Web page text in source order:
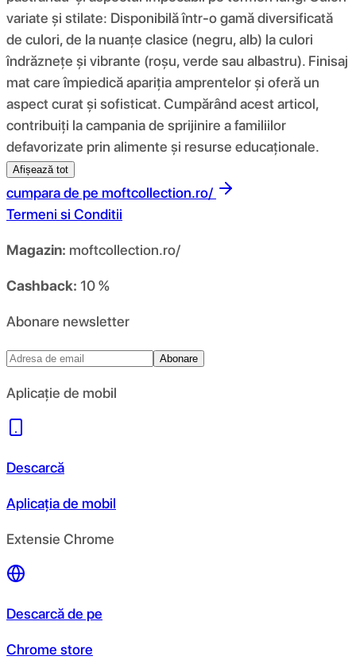
variate și stilate: Disponibilă într-o gamă diversificată
de culori, de la nuanțe clasice (negru, alb) la culori
îndrăznețe și vibrante (roșu, verde sau albastru). Finisaj
mat care împiedică apariția amprentelor și oferă un
aspect curat și sofisticat. Cumpărând acest articol,
contribuiți la campania de sprijinire a familiilor
defavorizate prin alimente și resurse educaționale.
Afișează tot
cumpara de pe moftcollection.ro/
Termeni si Conditii
Magazin: moftcollection.ro/
Cashback: 10 %
Abonare newsletter
Abonare
Aplicație de mobil
Descarcă
Aplicația de mobil
Extensie Chrome
Descarcă de pe
Chrome store